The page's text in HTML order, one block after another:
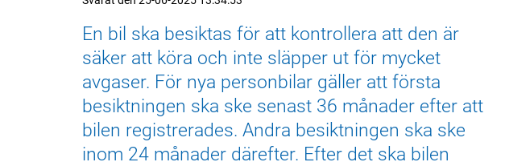
En bil ska besiktas för att kontrollera att den är
säker att köra och inte släpper ut för mycket
avgaser. För nya personbilar gäller att första
besiktningen ska ske senast 36 månader efter att
bilen registrerades. Andra besiktningen ska ske
inom 24 månader därefter. Efter det ska bilen